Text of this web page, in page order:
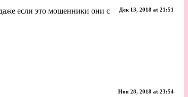
Дек 13, 2018 at 21:51
если это мошенники они с
Ноя 28, 2018 at 23:54